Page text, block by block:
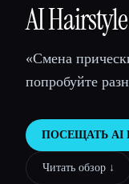
💻 Разработчики
🎓Студенты
Блог
AI
«Смена
попробуйте
ПОСЕЩАТЬ AI
Читать обзор ↓︎